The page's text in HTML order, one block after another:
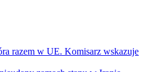
razem w UE. Komisarz wskazuje